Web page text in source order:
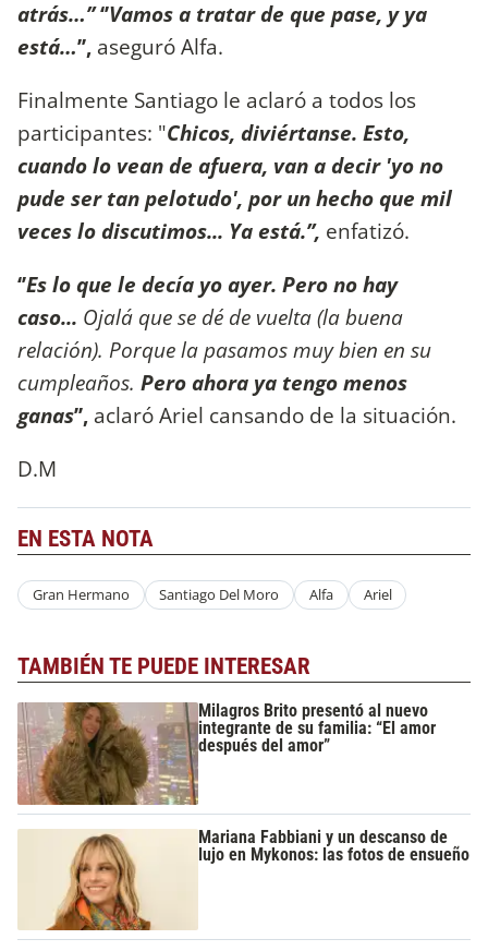
atrás…’’‘’Vamos a tratar de que pase, y ya
está…’’, aseguró Alfa.
Finalmente Santiago le aclaró a todos los
participantes: "Chicos, diviértanse. Esto,
cuando lo vean de afuera, van a decir 'yo no
pude ser tan pelotudo', por un hecho que mil
veces lo discutimos... Ya está.’’, enfatizó.
‘’Es lo que le decía yo ayer. Pero no hay
caso... Ojalá que se dé de vuelta (la buena
relación). Porque la pasamos muy bien en su
cumpleaños. Pero ahora ya tengo menos
ganas’’, aclaró Ariel cansando de la situación.
D.M
EN ESTA NOTA
Gran Hermano Santiago Del Moro Alfa Ariel
TAMBIÉN TE PUEDE INTERESAR
Milagros Brito presentó al nuevo
integrante de su familia: “El amor
después del amor”
Mariana Fabbiani y un descanso de
lujo en Mykonos: las fotos de ensueño